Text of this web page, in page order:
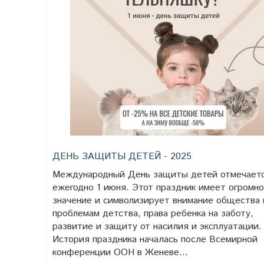
ДЕНЬ ЗАЩИТЫ ДЕТЕЙ - 2025
Международный День защиты детей
ежегодно 1 июня. Этот праздник имеет
значение и символизирует внимание общества
проблемам детства, права ребенка на заботу,
развитие и защиту от насилия и эксплуатации.
История праздника началась после Всемирной
конференции ООН в Женеве...